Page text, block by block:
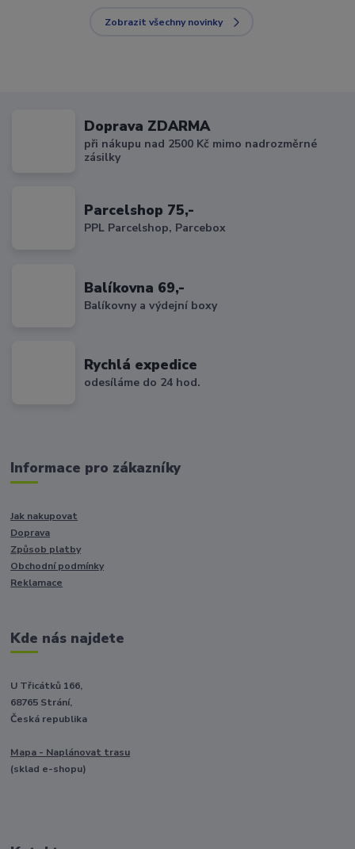
Zobrazit všechny novinky
Doprava ZDARMA
při nákupu nad 2500 Kč mimo nadrozměrné
zásilky
Parcelshop 75,-
PPL Parcelshop, Parcebox
Balíkovna 69,-
Balíkovny a výdejní boxy
Rychlá expedice
odesíláme do 24 hod.
Informace pro zákazníky
Jak nakupovat
Doprava
Způsob platby
Obchodní podmínky
Reklamace
Kde nás najdete
U Třicátků 166,
68765 Strání,
Česká republika
Mapa - Naplánovat trasu
(sklad e-shopu)